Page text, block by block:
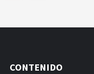
CONTENIDO